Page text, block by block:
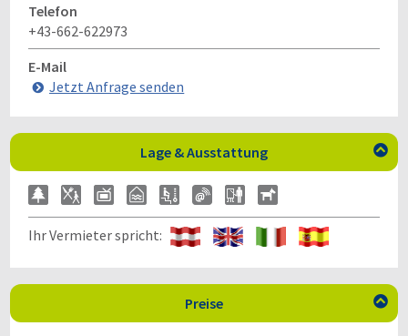
Telefon
+43-662-622973
E-Mail
Jetzt Anfrage senden
Lage & Ausstattung 
Ihr Vermieter spricht:
Preise 